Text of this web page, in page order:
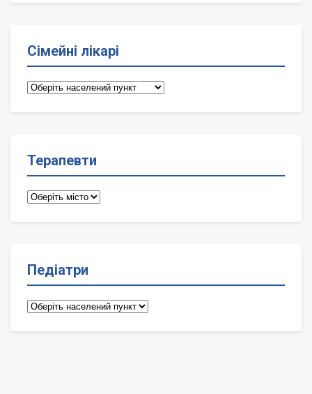
Сімейні лікарі
Сімейні
Терапевти
Терапевти
Педіатри
Педіатри